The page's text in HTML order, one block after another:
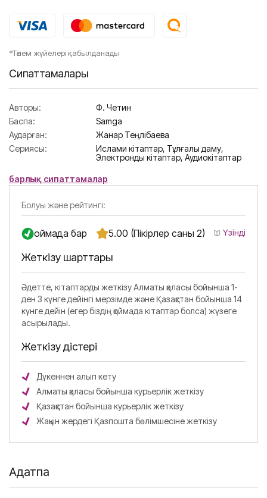
*Төлем жүйелері қабылданады
Сипаттамалары
Авторы:
Ф. Четин
Баспа:
Samga
Аударған:
Жанар Теңлібаева
Сериясы:
Ислами кітаптар, Тұлғалық даму,
Электронды кітаптар, Аудиокітаптар
барлық сипаттамалар
Болуы және рейтингі:
Қоймада бар 5.00 (Пікірлер саны 2) Үзінді
Жеткізу шарттары
Әдетте, кітаптарды жеткізу Алматы қаласы бойынша 1-
ден 3 күнге дейінгі мерзімде және Қазақстан бойынша 14
күнге дейін (егер біздің қоймада кітаптар болса) жүзеге
асырылады.
Жеткізу әдістері
Дүкеннен алып кету
Алматы қаласы бойынша курьерлік жеткізу
Қазақстан бойынша курьерлік жеткізу
Жақын жердегі Қазпошта бөлімшесіне жеткізу
Аңдатпа